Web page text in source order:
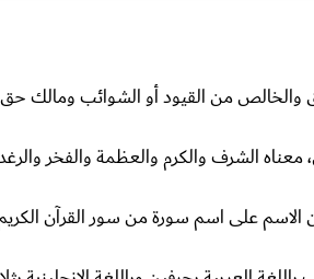
والخالص من القيود أو الشوائب ومالك
الشرف والكرم والعظمة والفخر
على اسم سورة من سور القرآن